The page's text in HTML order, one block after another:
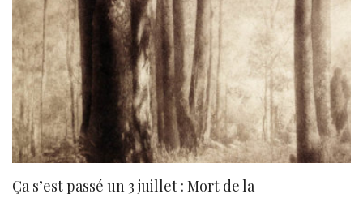
Ça s’est passé un 3 juillet : Mort de la